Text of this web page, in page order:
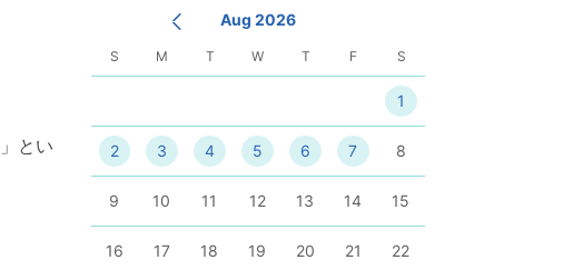
」とい
Aug 2026
S M T W T F S
1
2 3 4 5 6 7 8
9 10 11 12 13 14 15
16 17 18 19 20 21 22